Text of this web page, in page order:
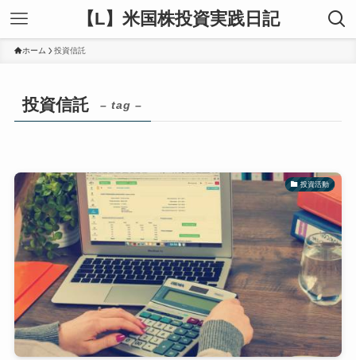
【L】米国株投資実践日記
ホーム 投資信託
投資信託 – tag –
投資活動